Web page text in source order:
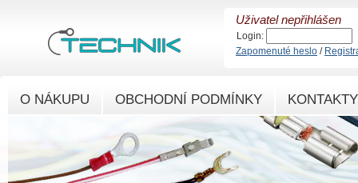
O NÁKUPU OBCHODNÍ PODMÍNKY KONTAKTY
Uživatel nepřihlášen
Login:
Zapomenuté heslo /